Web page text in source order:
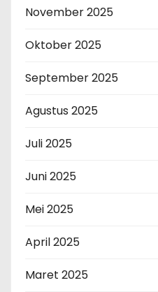
November 2025
Oktober 2025
September 2025
Agustus 2025
Juli 2025
Juni 2025
Mei 2025
April 2025
Maret 2025